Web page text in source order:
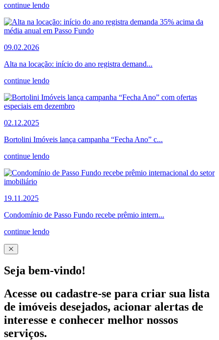
continue lendo
09.02.2026
Alta na locação: início do ano registra demand...
continue lendo
02.12.2025
Bortolini Imóveis lança campanha “Fecha Ano” c...
continue lendo
19.11.2025
Condomínio de Passo Fundo recebe prêmio intern...
continue lendo
Seja bem-vindo!
Acesse ou cadastre-se para criar sua lista
de imóveis desejados, acionar alertas de
interesse e conhecer melhor nossos
serviços.